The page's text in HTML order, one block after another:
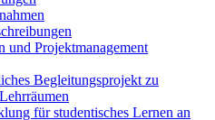
und Projektmanagement
Begleitungsprojekt zu
für studentisches Lernen an